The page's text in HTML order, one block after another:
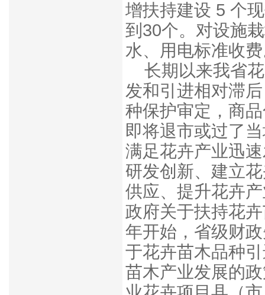
增扶持建设 5 个
到30个。对设施
水、用电标准收
长期以来我省
发和引进相对滞
种保护审定，商
即将退市或过了
满足花卉产业迅
研发创新、建立
供应、提升花卉
政府关于扶持花
年开始，省级财
于花卉苗木品种
苗木产业发展的